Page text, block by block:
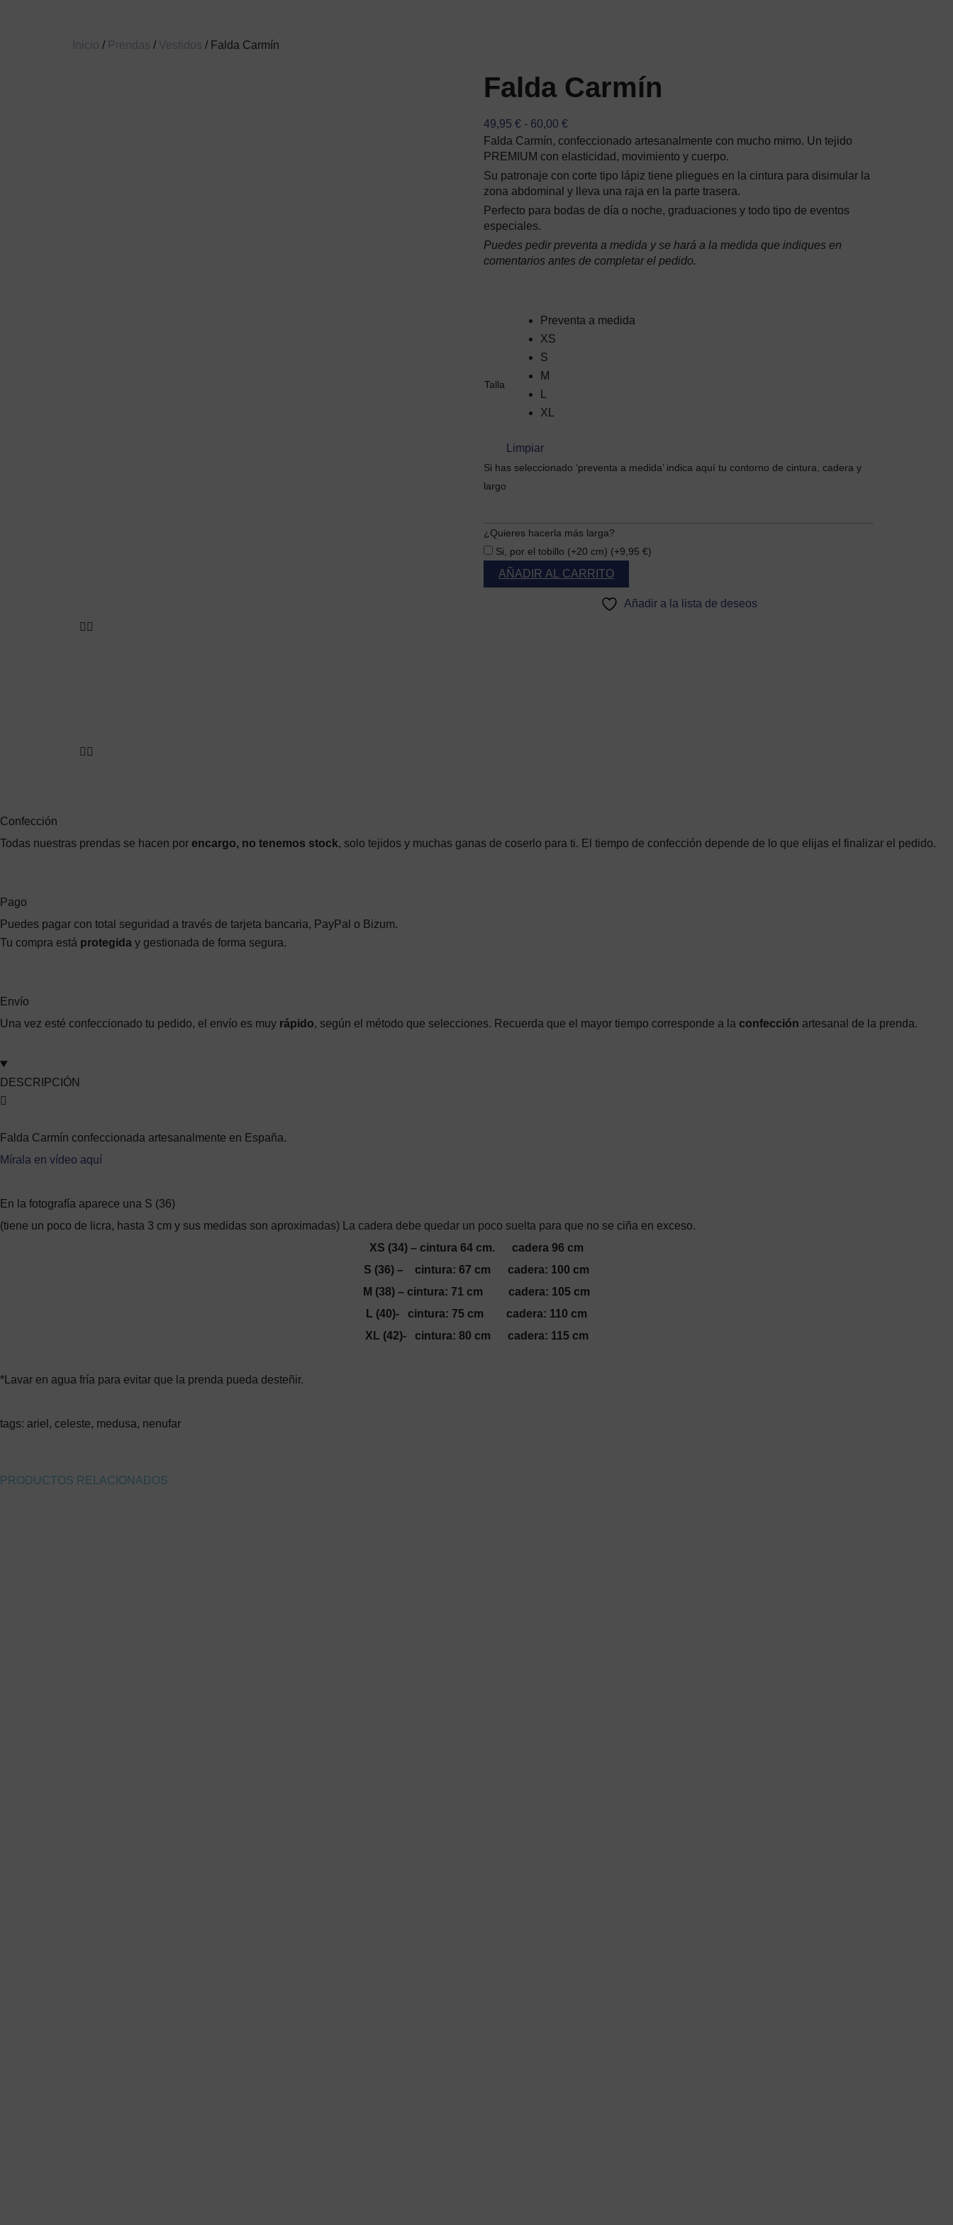
Inicio / Prendas / Vestidos / Falda Carmín
Falda Carmín
49,95 € - 60,00 €
DE
PRECIOS:
DESDE
49,95 €
HASTA
60,00 €
Falda Carmín, confeccionado artesanalmente con mucho mimo. Un tejido
PREMIUM con elasticidad, movimiento y cuerpo.
Su patronaje con corte tipo lápiz tiene pliegues en la cintura para disimular la
zona abdominal y lleva una raja en la parte trasera.
Perfecto para bodas de día o noche, graduaciones y todo tipo de eventos
especiales.
Puedes pedir preventa a medida y se hará a la medida que indiques en
comentarios antes de completar el pedido.
Talla
Preventa a medida
XS
S
M
XL
Limpiar
Si has seleccionado ‘preventa a medida’ indica aquí tu contorno de cintura, cadera y
largo
¿Quieres hacerla más larga?
Si, por el tobillo (+20 cm) (+9,95 €)
AÑADIR AL CARRITO
Añadir a la lista de deseos
Confección
Todas nuestras prendas se hacen por encargo, no tenemos stock, solo tejidos y muchas ganas de coserlo para ti. El tiempo de confección depende de lo que elijas el finalizar el pedido.
Pago
Puedes pagar con total seguridad a través de tarjeta bancaria, PayPal o Bizum.
Tu compra está protegida y gestionada de forma segura.
Envío
Una vez esté confeccionado tu pedido, el envío es muy rápido, según el método que selecciones. Recuerda que el mayor tiempo corresponde a la confección artesanal de la prenda.
DESCRIPCIÓN
Falda Carmín confeccionada artesanalmente en España.
Mírala en vídeo aquí
En la fotografía aparece una S (36)
(tiene un poco de licra, hasta 3 cm y sus medidas son aproximadas) La cadera debe quedar un poco suelta para que no se ciña en exceso.
XS (34) – cintura 64 cm. cadera 96 cm
S (36) – cintura: 67 cm cadera: 100 cm
M (38) – cintura: 71 cm cadera: 105 cm
L (40)- cintura: 75 cm cadera: 110 cm
XL (42)- cintura: 80 cm cadera: 115 cm
*Lavar en agua fría para evitar que la prenda pueda desteñir.
tags: ariel, celeste, medusa, nenufar
PRODUCTOS RELACIONADOS
Nombre de usuario o correo electrónico